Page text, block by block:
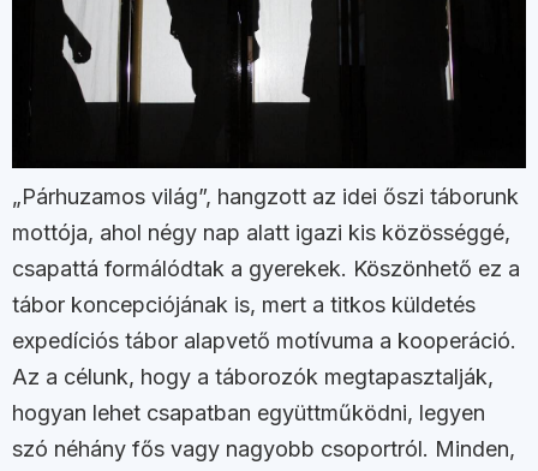
„Párhuzamos világ”, hangzott az idei őszi táborunk
mottója, ahol négy nap alatt igazi kis közösséggé,
csapattá formálódtak a gyerekek. Köszönhető ez a
tábor koncepciójának is, mert a titkos küldetés
expedíciós tábor alapvető motívuma a kooperáció.
Az a célunk, hogy a táborozók megtapasztalják,
hogyan lehet csapatban együttműködni, legyen
szó néhány fős vagy nagyobb csoportról. Minden,